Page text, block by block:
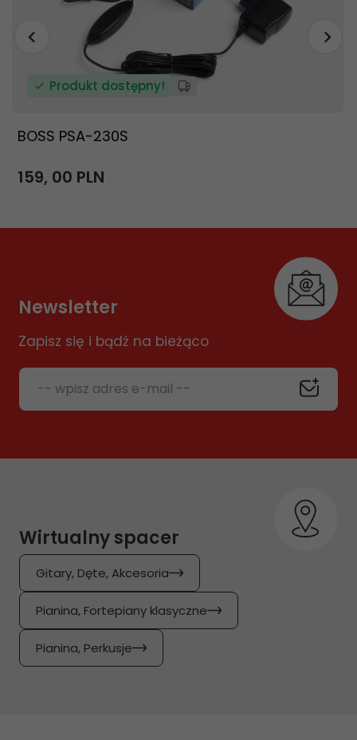
Produkt dostępny!
BOSS PSA-230S
159, 00 PLN
Newsletter
Zapisz się i bądź na bieżąco
-- wpisz adres e-mail --
Wirtualny spacer
Gitary, Dęte, Akcesoria
Pianina, Fortepiany klasyczne
Pianina, Perkusje